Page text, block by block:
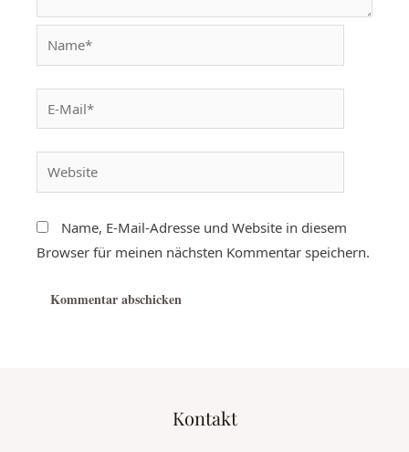
Name, E-Mail-Adresse und Website in diesem
Browser für meinen nächsten Kommentar speichern.
Kontakt